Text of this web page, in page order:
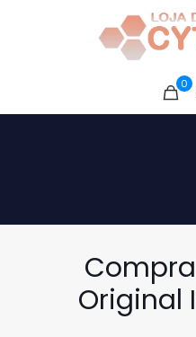
0
Original